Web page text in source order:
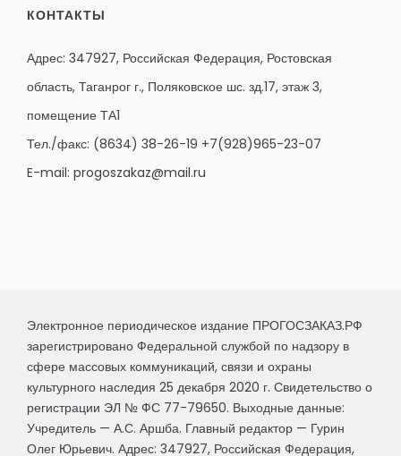
КОНТАКТЫ
Адрес: 347927, Российская Федерация, Ростовская
область, Таганрог г., Поляковское шс. зд.17, этаж 3,
помещение ТА1
Тел./факс: (8634) 38-26-19 +7(928)965-23-07
E-mail: progoszakaz@mail.ru
Электронное периодическое издание ПРОГОСЗАКАЗ.РФ
зарегистрировано Федеральной службой по надзору в
сфере массовых коммуникаций, связи и охраны
культурного наследия 25 декабря 2020 г. Свидетельство о
регистрации ЭЛ № ФС 77-79650. Выходные данные:
Учредитель — А.С. Аршба. Главный редактор — Гурин
Олег Юрьевич. Адрес: 347927, Российская Федерация,